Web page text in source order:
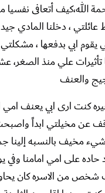
الله،كيف أتعافى نفسيا
، دخلنا المادي
يقوم ابي بدفعها ،
تأثيرات علي منذ الصغر،
والعنف
كنت ارى ابي يعنف امي
عن مخيلتي ابداً
مخيف بالنسبه إلينا
حاده على امي امامنا وفي
شخص من الاسره كان